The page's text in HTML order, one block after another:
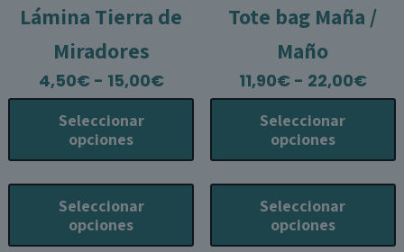
Lámina Tierra de
Miradores
4,50€ - 15,00€Rango
de
4,50€
hasta
Seleccionar
opciones
Seleccionar
opciones
múltiples
Tote bag Maña /
Maño
11,90€ - 22,00€
de
Seleccionar
opciones
Seleccionar
opciones